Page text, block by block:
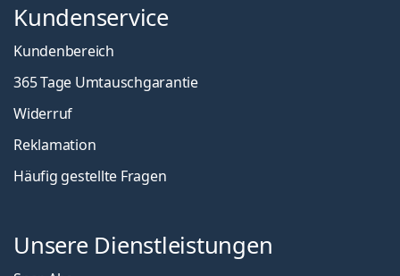
Kundenservice
Kundenbereich
365 Tage Umtauschgarantie
Widerruf
Reklamation
Häufig gestellte Fragen
Unsere Dienstleistungen